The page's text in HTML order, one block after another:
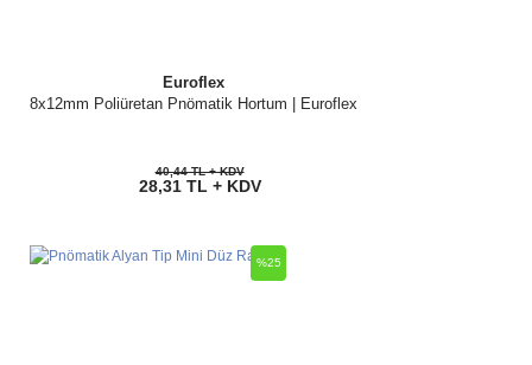
Euroflex
8x12mm Poliüretan Pnömatik Hortum | Euroflex
40,44 TL + KDV
28,31 TL + KDV
%25